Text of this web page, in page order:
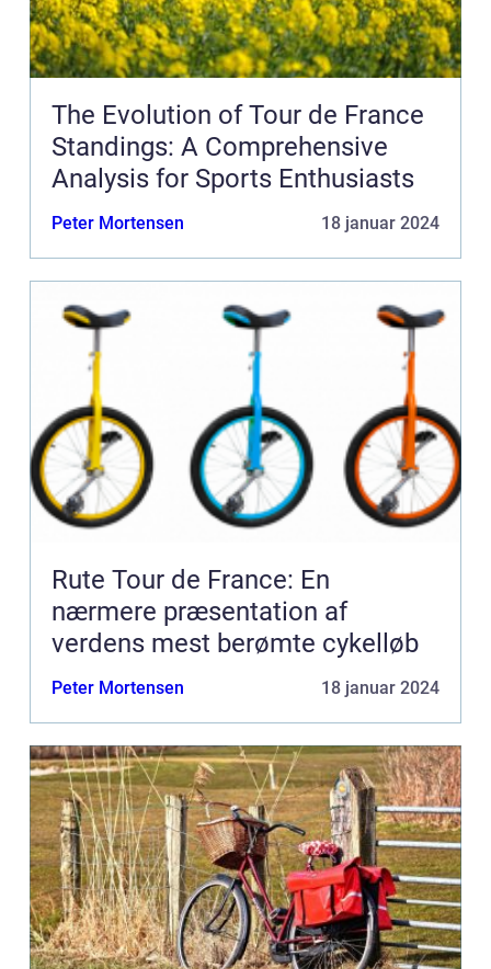
The Evolution of Tour de France
Standings: A Comprehensive
Analysis for Sports Enthusiasts
Peter Mortensen 18 januar 2024
Rute Tour de France: En
nærmere præsentation af
verdens mest berømte cykelløb
Peter Mortensen 18 januar 2024